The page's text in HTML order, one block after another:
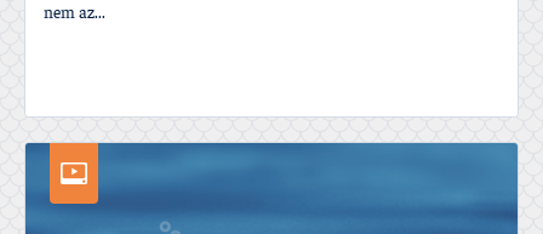
nem az...